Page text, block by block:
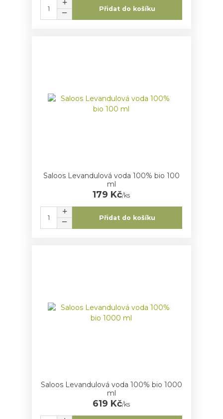
Přidat do košíku
Saloos Levandulová voda 100% bio 100
ml
179 Kč/ks
Přidat do košíku
Saloos Levandulová voda 100% bio 1000
ml
619 Kč/ks